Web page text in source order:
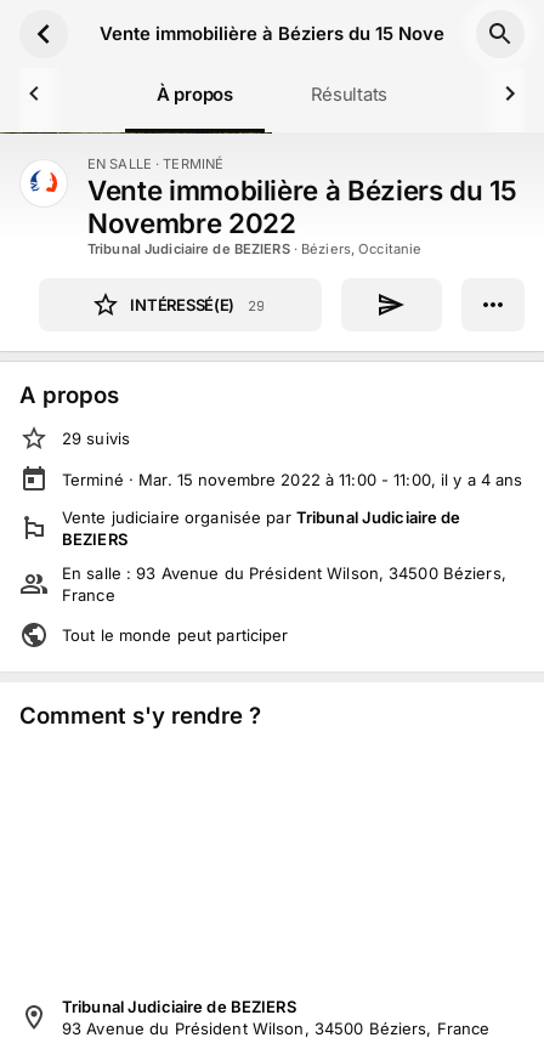
Vente immobilière à Béziers du 15 Novembre 2022
À propos Résultats
TERMINÉ EN SALLE · TERMINÉ
Vente immobilière à Béziers du 15
Novembre 2022
Tribunal Judiciaire de BEZIERS· Béziers, Occitanie
INTÉRESSÉ(E) 29
A propos
29 suivis
Terminé · Mar. 15 novembre 2022 à 11:00 - 11:00, il y a 4 ans
Vente judiciaire organisée par Tribunal Judiciaire de
BEZIERS
En salle :93 Avenue du Président Wilson, 34500 Béziers,
France
Tout le monde peut participer
Comment s'y rendre ?
Tribunal Judiciaire de BEZIERS
93 Avenue du Président Wilson, 34500 Béziers, France